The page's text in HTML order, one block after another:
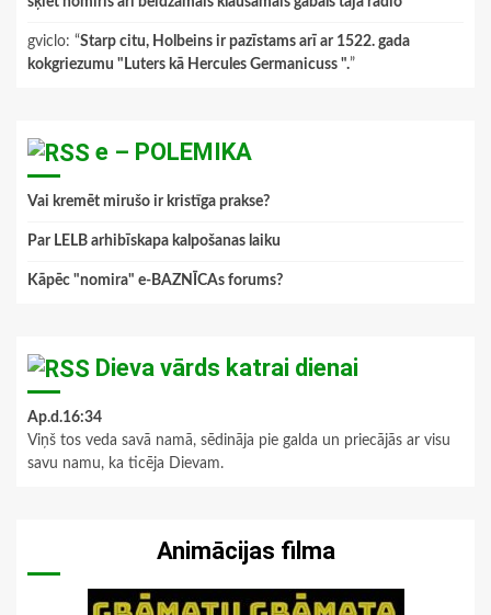
gviclo: “Starp citu, Holbeins ir pazīstams arī ar 1522. gada
kokgriezumu "Luters kā Hercules Germanicuss ".”
e – POLEMIKA
Vai kremēt mirušo ir kristīga prakse?
Par LELB arhibīskapa kalpošanas laiku
Kāpēc "nomira" e-BAZNĪCAs forums?
Dieva vārds katrai dienai
Ap.d.16:34
Viņš tos veda savā namā, sēdināja pie galda un priecājās ar visu
savu namu, ka ticēja Dievam.
Animācijas filma